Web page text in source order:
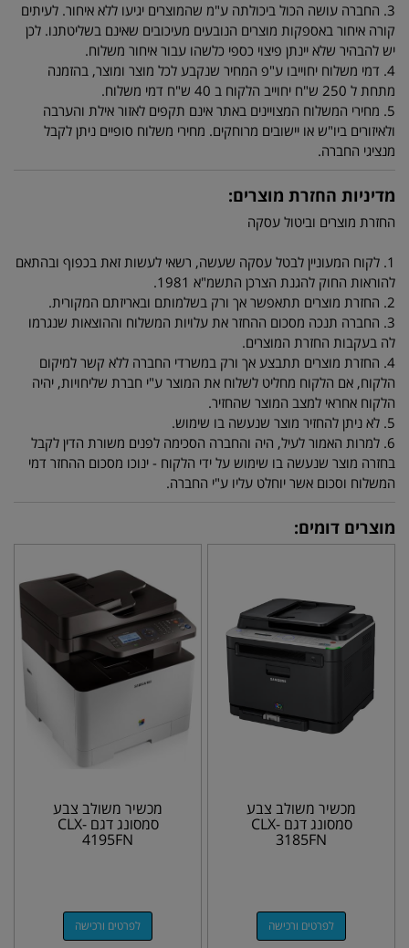
3. החברה עושה הכול ביכולתה ע"מ שהמוצרים יגיעו ללא איחור. לעיתים
קורה איחור באספקות מוצרים הנובעים מעיכובים שאינם בשליטתנו. לכן
יש להבהיר שלא יינתן פיצוי כספי כלשהו עבור איחור משלוח.
4. דמי משלוח יחוייבו ע"פ המחיר שנקבע לכל מוצר ומוצר, בהזמנה
מתחת ל 250 ש"ח יחוייב הלקוח ב 40 ש"ח דמי משלוח.
5. מחירי המשלוח המצויינים באתר אינם תקפים לאזור אילת והערבה
ולאיזורים ביו"ש או יישובים מרוחקים. מחירי משלוח סופיים ניתן לקבל
מנציגי החברה.
מדיניות החזרת מוצרים:
החזרת מוצרים וביטול עסקה
1. לקוח המעוניין לבטל עסקה שעשה, רשאי לעשות זאת בכפוף ובהתאם
להוראות החוק להגנת הצרכן התשמ"א 1981.
2. החזרת מוצרים תתאפשר אך ורק בשלמותם ובאריזתם המקורית.
3. החברה תנכה מסכום ההחזר את עלויות המשלוח וההוצאות שנגרמו
לה בעקבות החזרת המוצרים.
4. החזרת מוצרים תתבצע אך ורק במשרדי החברה ללא קשר למיקום
הלקוח, אם הלקוח מחליט לשלוח את המוצר ע"י חברת שליחויות, יהיה
הלקוח אחראי למצב המוצר שהחזיר.
5. לא ניתן להחזיר מוצר שנעשה בו שימוש.
6. למרות האמור לעיל, היה והחברה הסכימה לפנים משורת הדין לקבל
בחזרה מוצר שנעשה בו שימוש על ידי הלקוח - ינוכו מסכום ההחזר דמי
המשלוח וסכום אשר יוחלט עליו ע"י החברה.
מוצרים דומים:
מכשיר משולב צבע
סמסונג דגם CLX-
3185FN
לפרטים ורכישה
מכשיר משולב צבע
סמסונג דגם CLX-
4195FN
לפרטים ורכישה